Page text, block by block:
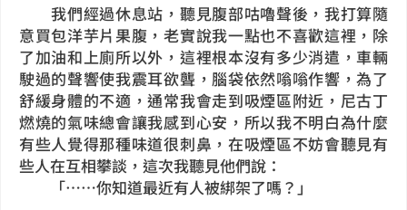
我們經過休息站，聽見腹部咕嚕聲後，我打算隨
意買包洋芋片果腹，老實說我一點也不喜歡這裡，除
了加油和上廁所以外，這裡根本沒有多少消遣，車輛
駛過的聲響使我震耳欲聾，腦袋依然嗡嗡作響，為了
舒緩身體的不適，通常我會走到吸煙區附近，尼古丁
燃燒的氣味總會讓我感到心安，所以我不明白為什麼
有些人覺得那種味道很刺鼻，在吸煙區不妨會聽見有
些人在互相攀談，這次我聽見他們說：
「⋯⋯你知道最近有人被綁架了嗎？」